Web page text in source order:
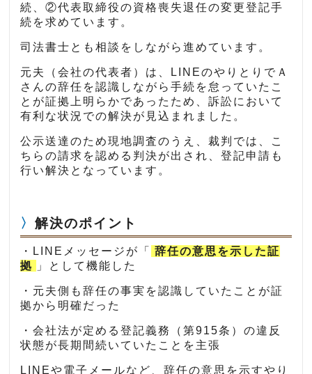
続、②代表取締役の資格喪失退任の変更登記手
続を求めています。
司法書士とも相談をしながら進めています。
元夫（会社の代表者）は、LINEのやりとりでＡ
さんの辞任を認識しながら手続を怠っていたこ
とが証拠上明らかであったため、訴訟において
有利な状況での解決が見込まれました。
公示送達のため現地調査のうえ、裁判では、こ
ちらの請求を認める判決が出され、登記申請も
行い解決となっています。
解決のポイント
・LINEメッセージが「
辞任の意思を示した証
拠
」として機能した
・元夫側も辞任の事実を認識していたことが証
拠から明確だった
・会社法が定める登記義務（第915条）の違反
状態が長期間続いていたことを主張
LINEや電子メールなど、辞任の意思を示すやり